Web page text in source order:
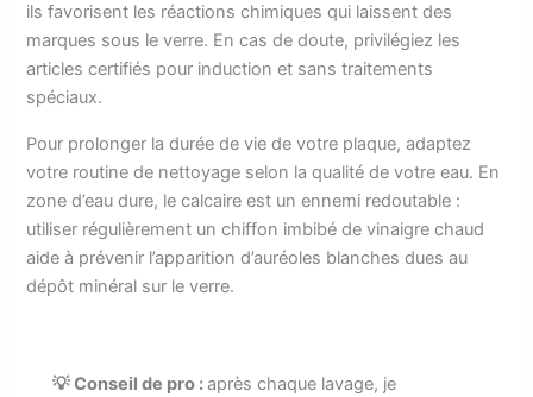
ils favorisent les réactions chimiques qui laissent des
marques sous le verre. En cas de doute, privilégiez les
articles certifiés pour induction et sans traitements
spéciaux.
Pour prolonger la durée de vie de votre plaque, adaptez
votre routine de nettoyage selon la qualité de votre eau. En
zone d’eau dure, le calcaire est un ennemi redoutable :
utiliser régulièrement un chiffon imbibé de vinaigre chaud
aide à prévenir l’apparition d’auréoles blanches dues au
dépôt minéral sur le verre.
💡 Conseil de pro :après chaque lavage, je